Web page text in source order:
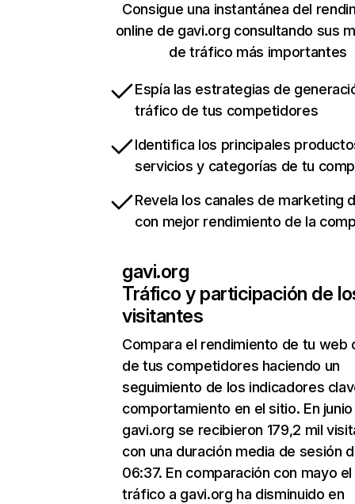
Consigue una instantánea del
online de gavi.org consultando sus
de tráfico más importantes
Espía las estrategias de
tráfico de tus competidores
Identifica los principales
servicios y categorías de tu
Revela los canales de marketing
con mejor rendimiento de la
gavi.org
Tráfico y participación de
visitantes
Compara el rendimiento de tu web
de tus competidores haciendo un
seguimiento de los indicadores
comportamiento en el sitio. En junio
gavi.org se recibieron 179,2 mil
con una duración media de sesión
06:37. En comparación con mayo el
tráfico a gavi.org ha disminuido en